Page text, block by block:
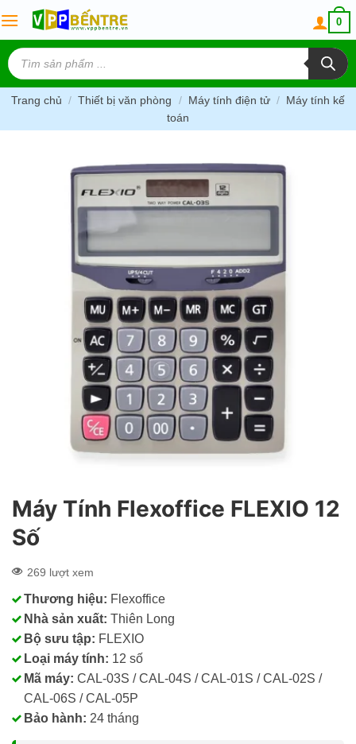
to
content
0
Tìm
kiếm
sản
phẩm
Trang chủ / Thiết bị văn phòng / Máy tính điện tử / Máy tính kế
toán
Máy Tính Flexoffice FLEXIO 12
Số
269 lượt xem
Thương hiệu: Flexoffice
Nhà sản xuất: Thiên Long
Bộ sưu tập: FLEXIO
Loại máy tính: 12 số
Mã máy: CAL-03S / CAL-04S / CAL-01S / CAL-02S /
CAL-06S / CAL-05P
Bảo hành: 24 tháng